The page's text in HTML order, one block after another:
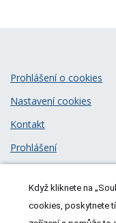
© 2026MeDitorial|
Prohlášení o cookies
Nastavení cookies
Kontakt
Prohlášení
Když kliknete na
cookies, poskytnete